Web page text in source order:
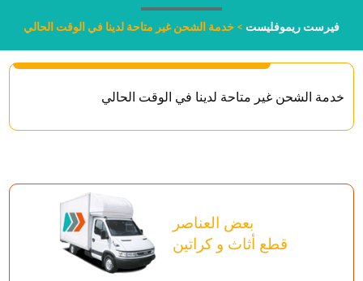
فيرست ريموفليست > خدمة الشحن غير متاحة لدينا في الوقت الحالي
خدمة الشحن غير متاحة لدينا في الوقت الحالي
بعض العناصر
قطع أثاث و كراتين